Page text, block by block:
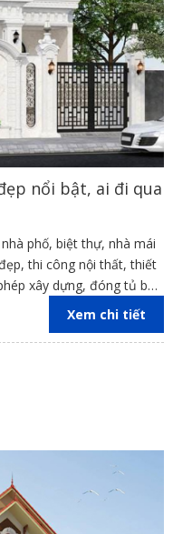
Kế- Xây Dựng
Nai -----------------
công trọn gói
dựng đã thực
hiện
vấn nhé!
dựng - Duy tu -
nhà quán, nhà
17, KP 3, P.Trảng
Đồng Nai.
số 3, Tổ 37, KP4B,
Đồng Nai.
nổi bật, ai đi qua
phố, biệt thự, nhà mái
thi công nội thất, thiết
xây dựng, đóng tủ bếp
TP Hồ Chí Minh,
Xem chi tiết